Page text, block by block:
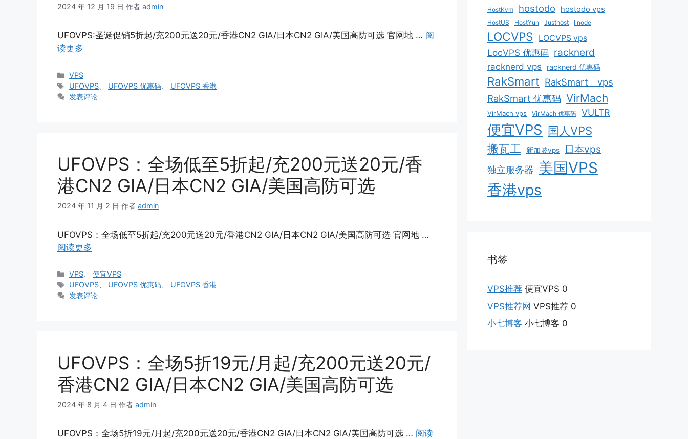
2024 年 12 月 19 日 作者 admin
UFOVPS:圣诞促销5折起/充200元送20元/香港CN2 GIA/日本CN2 GIA/美国高防可选 官网地 … 阅
读更多
分
类
VPS
标
签
UFOVPS UFOVPS 优惠码
UFOVPS 香港
发表评论
UFOVPS：全场低至5折起/充200元送20元/香
港CN2 GIA/日本CN2 GIA/美国高防可选
2024 年 11 月 2 日 作者 admin
UFOVPS：全场低至5折起/充200元送20元/香港CN2 GIA/日本CN2 GIA/美国高防可选 官网地 …
阅读更多
分
类
VPS、便宜VPS
标
签
UFOVPS、 UFOVPS 优惠码、 UFOVPS 香港
发表评论
UFOVPS：全场5折19元/月起/充200元送20元/
香港CN2 GIA/日本CN2 GIA/美国高防可选
2024 年 8 月 4 日 作者 admin
UFOVPS：全场5折19元/月起/充200元送20元/香港CN2 GIA/日本CN2 GIA/美国高防可选 … 阅读
HostKvm
hostodo hostodo vps
HostUS HostYun Justhost linode
LOCVPS LOCVPS vps
LocVPS 优惠码 racknerd
racknerd vps racknerd 优惠码
RakSmart RakSmart vps
RakSmart 优惠码 VirMach
VirMach vps VirMach 优惠码 VULTR
便宜VPS 国人VPS
搬瓦工
新加坡vps 日本vps
独立服务器 美国VPS
香港vps
书签
VPS推荐 便宜VPS 0
VPS推荐网 VPS推荐 0
小七博客 小七博客 0